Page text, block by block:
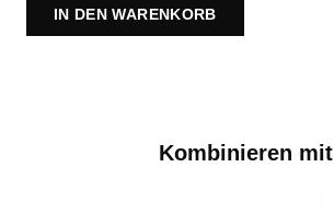
IN DEN WARENKORB
Kombinieren mit